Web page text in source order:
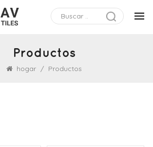
Productos
hogar / Productos